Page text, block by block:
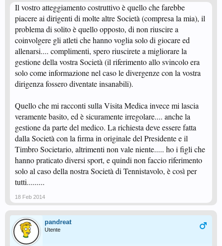
Il vostro atteggiamento costruttivo è quello che farebbe
piacere ai dirigenti di molte altre Società (compresa la mia), il
problema di solito è quello opposto, di non riuscire a
coinvolgere gli atleti che hanno voglia solo di giocare ed
allenarsi.... complimenti, spero riuscirete a migliorare la
gestione della vostra Società (il riferimento allo svincolo era
solo come informazione nel caso le divergenze con la vostra
dirigenza fossero diventate insanabili).
Quello che mi racconti sulla Visita Medica invece mi lascia
veramente basito, ed è sicuramente irregolare.... anche la
gestione da parte del medico. La richiesta deve essere fatta
dalla Società con la firma in originale del Presidente e il
Timbro Societario, altrimenti non vale niente..... ho i figli che
hanno praticato diversi sport, e quindi non faccio riferimento
solo al caso della nostra Società di Tennistavolo, è così per
tutti.........
18 Feb 2014
pandreat
Utente